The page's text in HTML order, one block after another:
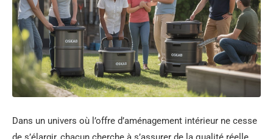
Dans un univers où l’offre d’aménagement intérieur ne cesse